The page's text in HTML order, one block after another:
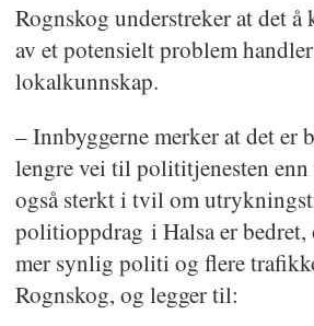
Rognskog understreker at det
av et potensielt problem
lokalkunnskap.
– Innbyggerne merker at det er
lengre vei til polititjenesten enn
også sterkt i tvil om
politioppdrag i Halsa er
mer synlig politi og flere
Rognskog, og legger til: